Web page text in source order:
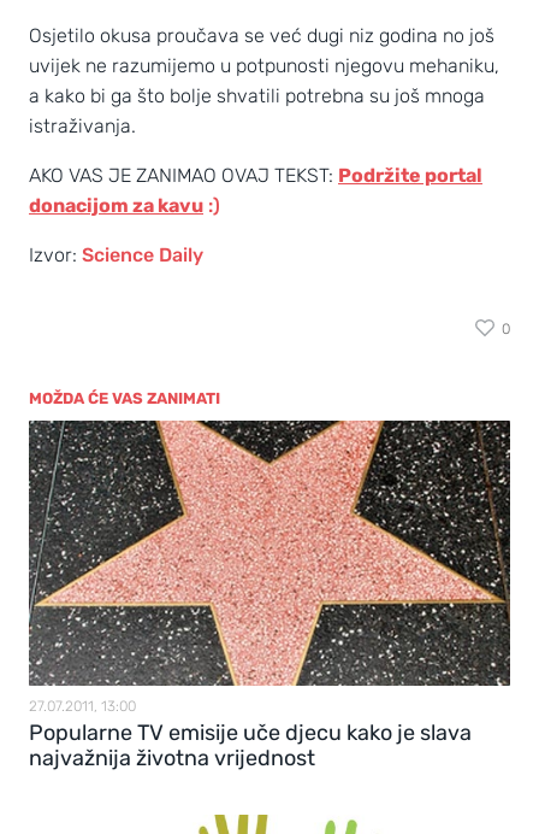
Osjetilo okusa proučava se već dugi niz godina no još
uvijek ne razumijemo u potpunosti njegovu mehaniku,
a kako bi ga što bolje shvatili potrebna su još mnoga
istraživanja.
AKO VAS JE ZANIMAO OVAJ TEKST: Podržite portal
donacijom za kavu :)
Izvor: Science Daily
0
MOŽDA ĆE VAS ZANIMATI
27.07.2011, 13:00
Popularne TV emisije uče djecu kako je slava
najvažnija životna vrijednost